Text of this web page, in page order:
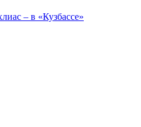
– в «Кузбассе»